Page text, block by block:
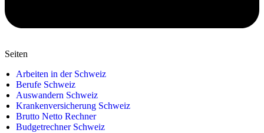
Seiten
Arbeiten in der Schweiz
Berufe Schweiz
Auswandern Schweiz
Krankenversicherung Schweiz
Brutto Netto Rechner
Budgetrechner Schweiz